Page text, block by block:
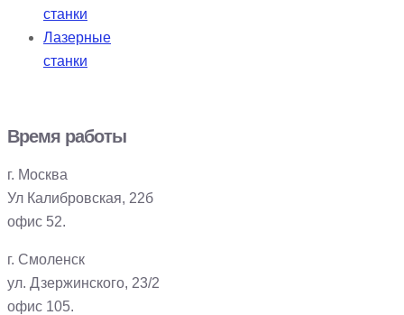
станки
Лазерные
станки
Время работы
г. Москва
Ул Калибровская, 22б
офис 52.
г. Смоленск
ул. Дзержинского, 23/2
офис 105.